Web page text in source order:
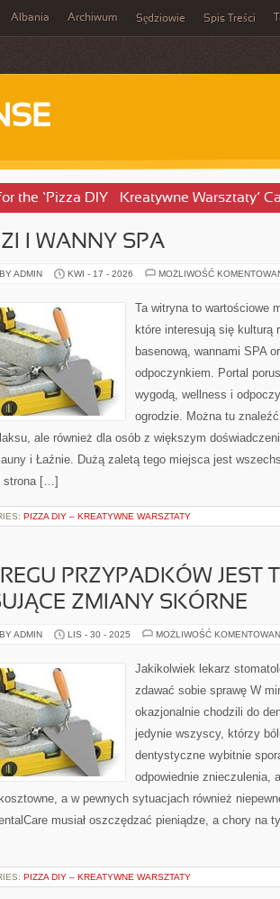
Albania Archiwum Sędziowie Spis Treści
the ‘Pizza DIY – Kreatywne Warsztaty’
I WANNY SPA
ADMIN KWI - 17 - 2026 MOŻLIWOŚĆ
Ta witryna to wartościowe
które interesują się kulturą
basenową, wannami SPA
odpoczynkiem. Portal
wygodą, wellness i
ogrodzie. Można tu
ale również dla osób z większym
i Łaźnie. Dużą zaletą tego miejsca jest
strona […]
PIZZA DIY – KREATYWNE WARSZTATY
PRZYPADKÓW JEST
ZMIANY SKÓRNE
ADMIN LIS - 30 - 2025 MOŻLIWOŚĆ
Jakikolwiek lekarz
zdawać sobie sprawę W
okazjonalnie chodzili do
jedynie wszyscy, którzy
dentystyczne wybitnie
odpowiednie znieczulenia,
a w pewnych sytuacjach również
musiał oszczędzać pieniądze, a chory na
PIZZA DIY – KREATYWNE WARSZTATY